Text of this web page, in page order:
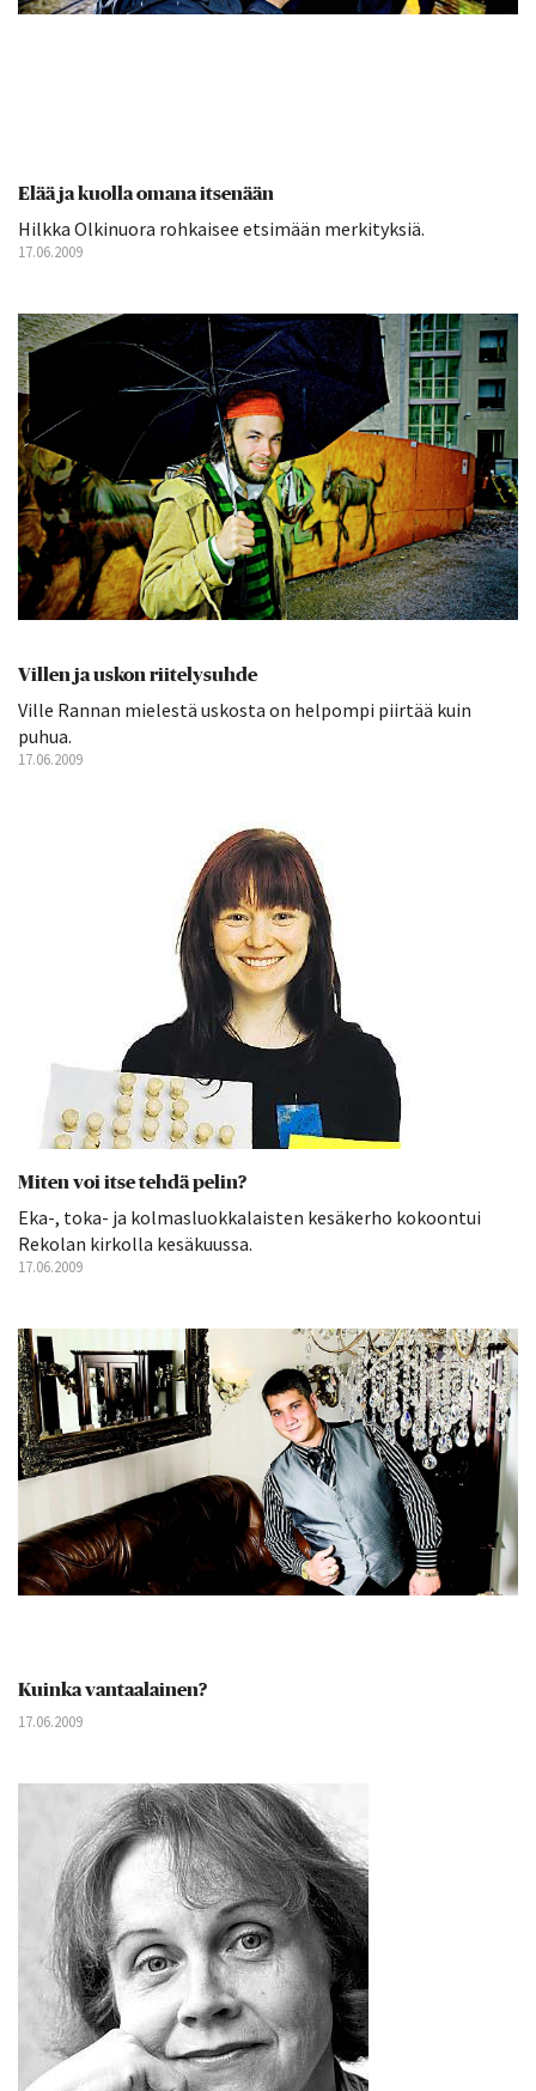
Elää ja kuolla omana itsenään
Hilkka Olkinuora rohkaisee etsimään merkityksiä.
17.06.2009
Villen ja uskon riitelysuhde
Ville Rannan mielestä uskosta on helpompi piirtää kuin
puhua.
17.06.2009
Miten voi itse tehdä pelin?
Eka-, toka- ja kolmasluokkalaisten kesäkerho kokoontui
Rekolan kirkolla kesäkuussa.
17.06.2009
Kuinka vantaalainen?
17.06.2009